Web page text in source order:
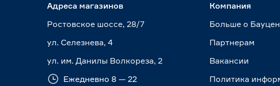
Адреса магазинов
Ростовское шоссе, 28/7
ул. Селезнева, 4
ул. им. Данилы Волкореза, 2
Ежедневно 8 — 22
Компания
Больше о
Партнерам
Вакансии
Политика